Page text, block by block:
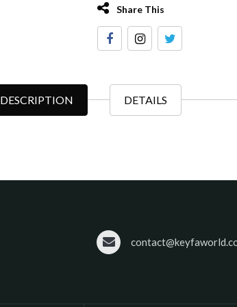
Share This
DESCRIPTION DETAILS